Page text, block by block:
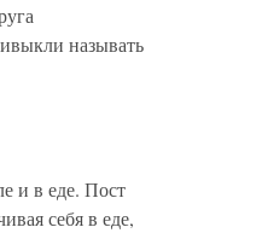
называть
и в еде. Пост
себя в еде,